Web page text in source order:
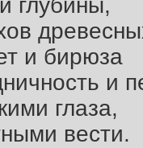
глубины,
и бирюза
и
глаза,
вести.